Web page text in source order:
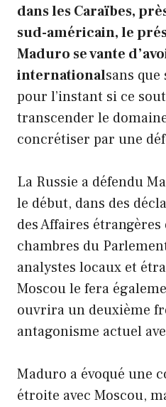
dans les Caraïbes,
sud-américain, le
Maduro se vante
internationalsans
pour l’instant si ce
transcender le
concrétiser par une
La Russie a défendu
le début, dans des
des Affaires étrangères
chambres du
analystes locaux et
Moscou le fera
ouvrira un deuxième
antagonisme actuel
Maduro a évoqué une
étroite avec Moscou,